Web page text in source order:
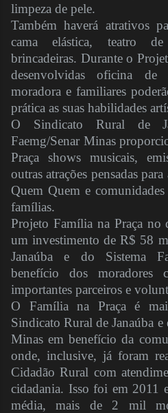
limpeza de pele.
Também haverá atrativos
cama elástica, teatro
brincadeiras. Durante o
desenvolvidas oficina
moradora e familiares
prática as suas habilidades
O Sindicato Rural de
Faemg/Senar Minas
Praça shows musicais,
outras atrações pensadas
Quem Quem e
famílias.
Projeto Família na Praça no
um investimento de R$ 58
Janaúba e do Sistema
benefício dos moradores
importantes parceiros e
O Família na Praça é
Sindicato Rural de Janaúba
Minas em benefício da
onde, inclusive, já foram
Cidadão Rural com
cidadania. Isso foi em 2011
média, mais de 2 mil